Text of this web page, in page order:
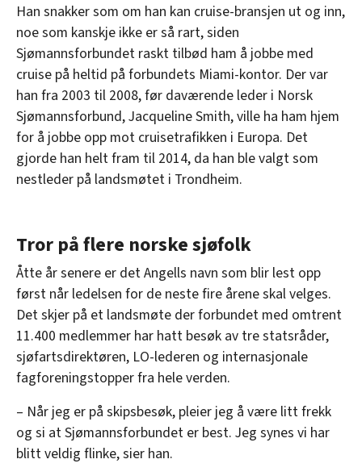
Han snakker som om han kan cruise-bransjen ut og inn,
noe som kanskje ikke er så rart, siden
Sjømannsforbundet raskt tilbød ham å jobbe med
cruise på heltid på forbundets Miami-kontor. Der var
han fra 2003 til 2008, før daværende leder i Norsk
Sjømannsforbund, Jacqueline Smith, ville ha ham hjem
for å jobbe opp mot cruisetrafikken i Europa. Det
gjorde han helt fram til 2014, da han ble valgt som
nestleder på landsmøtet i Trondheim.
Tror på flere norske sjøfolk
Åtte år senere er det Angells navn som blir lest opp
først når ledelsen for de neste fire årene skal velges.
Det skjer på et landsmøte der forbundet med omtrent
11.400 medlemmer har hatt besøk av tre statsråder,
sjøfartsdirektøren, LO-lederen og internasjonale
fagforeningstopper fra hele verden.
– Når jeg er på skipsbesøk, pleier jeg å være litt frekk
og si at Sjømannsforbundet er best. Jeg synes vi har
blitt veldig flinke, sier han.